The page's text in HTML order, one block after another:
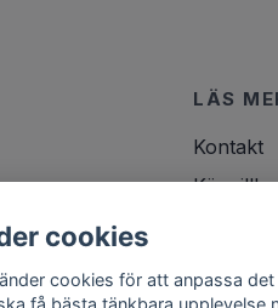
LÄS
Kontakt
cookies
cookies för att anpassa